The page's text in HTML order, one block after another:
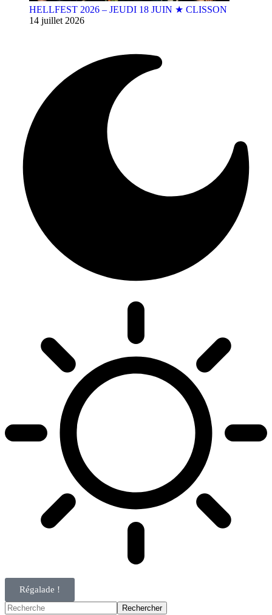
HELLFEST 2026 – JEUDI 18 JUIN ★ CLISSON
14 juillet 2026
Régalade !